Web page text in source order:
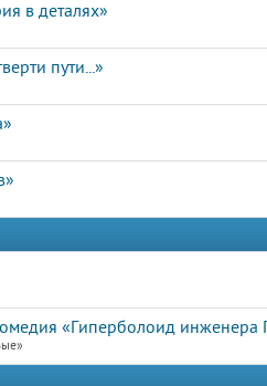
в деталях»
пути...»
«Гиперболоид инженера